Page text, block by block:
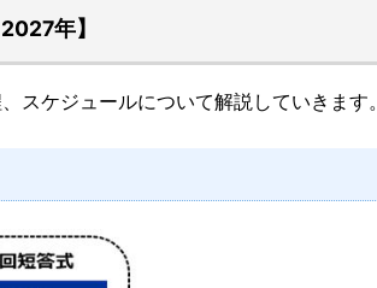
年】
ケジュールについて解説していきます。